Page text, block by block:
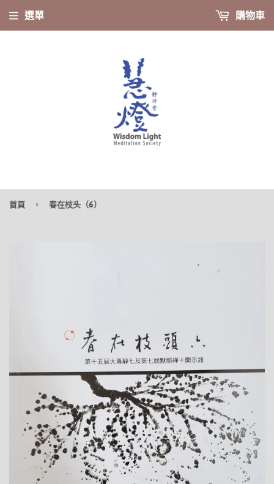
選單 購物車
首頁 › 春在枝头（6）